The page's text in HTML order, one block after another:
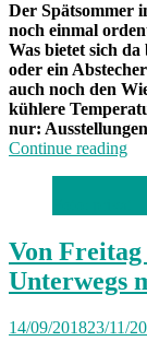
Der Spätsommer
noch einmal
Was bietet sich
oder ein
auch noch den
kühlere
nur:
Continue reading
mit
Von
Unterwegs
14/09/201823/11/